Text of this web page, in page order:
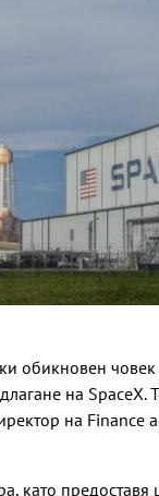
обикновен
на SpaceX.
на Finance
като